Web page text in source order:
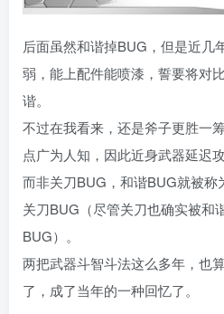
后面虽然和谐掉BUG，但是近几
弱，能上配件能喷漆，誓要将
谐。
不过在我看来，还是斧子更胜一
点广为人知，因此近身武器延迟
而非关刀BUG，和谐BUG就被
关刀BUG（尽管关刀也确实被和
BUG）。
两把武器斗智斗法这么多年，也
了，成了当年的一种回忆了。